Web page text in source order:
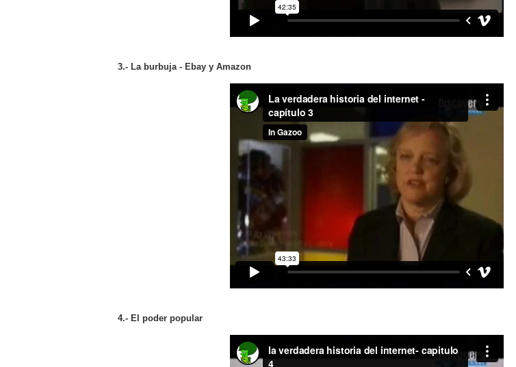
3.- La burbuja - Ebay y Amazon
4.- El poder popular